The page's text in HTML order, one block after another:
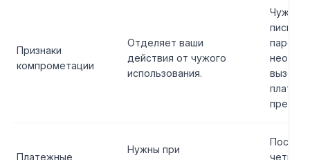
Признаки
компрометации
Отделяет ваши
действия от чужого
использования.
Чужие
письма
пароля,
вызовы,
Платежные
Нужны при
четыре